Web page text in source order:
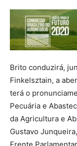
Brito conduzirá,
Finkelsztain, a
terá o
Pecuária e
da Agricultura e
Gustavo